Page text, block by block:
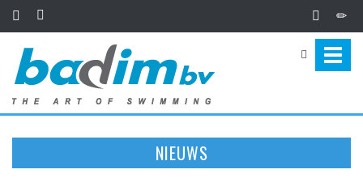
NIEUWS